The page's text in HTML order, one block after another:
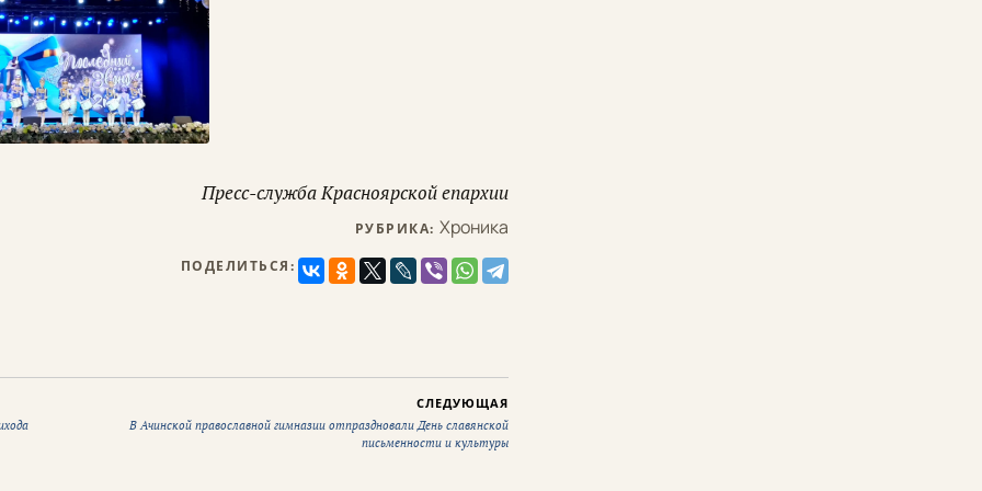
Пресс-служба Красноярской епархии
РУБРИКА: Хроника
ПОДЕЛИТЬСЯ:
СЛЕДУЮЩАЯ
В Ачинской православной гимназии отпраздновали День славянской
письменности и культуры